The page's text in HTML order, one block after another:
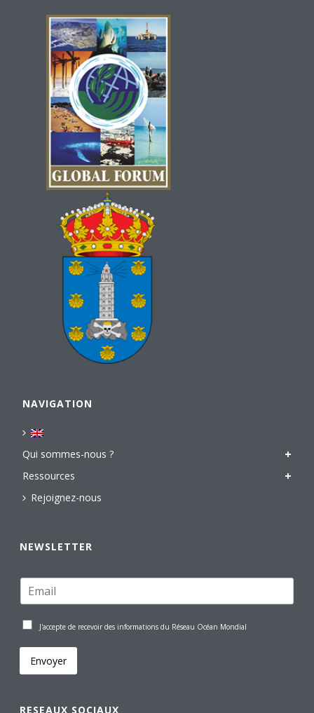
NAVIGATION
Qui sommes-nous ?
Ressources
Rejoignez-nous
NEWSLETTER
J'accepte de recevoir des informations du Réseau Océan Mondial
Envoyer
RESEAUX SOCIAUX